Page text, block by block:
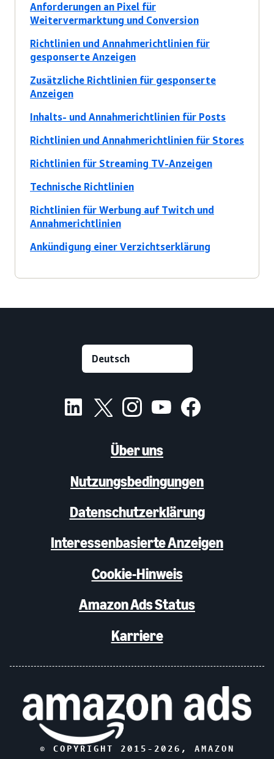
Anforderungen an Pixel für
Weitervermarktung und Conversion
Richtlinien und Annahmerichtlinien für
gesponserte Anzeigen
Zusätzliche Richtlinien für gesponserte
Anzeigen
Inhalts- und Annahmerichtlinien für Posts
Richtlinien und Annahmerichtlinien für Stores
Richtlinien für Streaming TV-Anzeigen
Technische Richtlinien
Richtlinien für Werbung auf Twitch und
Annahmerichtlinien
Ankündigung einer Verzichtserklärung
Über uns
Nutzungsbedingungen
Datenschutzerklärung
Interessenbasierte Anzeigen
Cookie-Hinweis
Amazon Ads Status
Karriere
© COPYRIGHT 2015- 2026 , AMAZON